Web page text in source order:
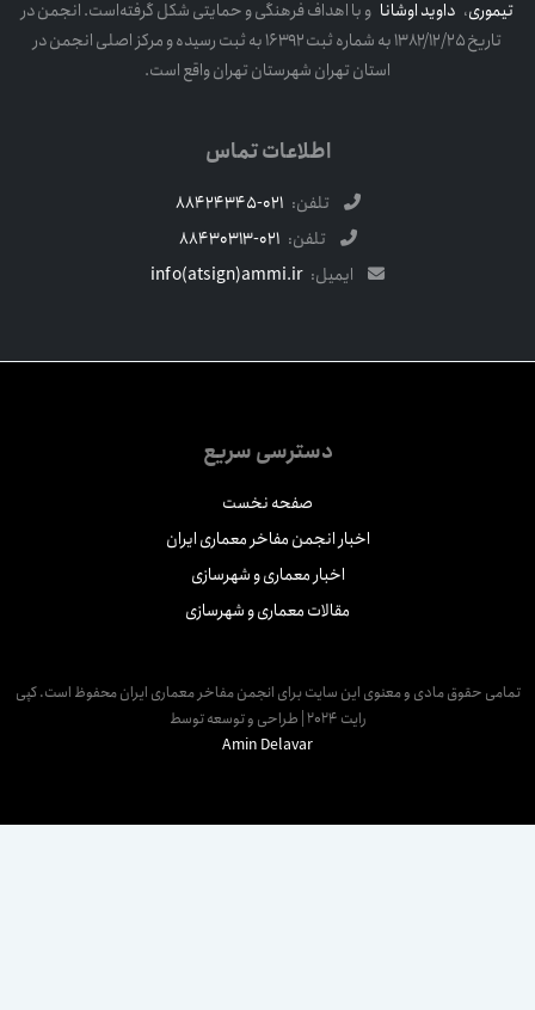
تیموری،داوید اوشاناو با اهداف فرهنگی و حمایتی شکل گرفته‌است. انجمن در
تاریخ ۱۳۸۲/۱۲/۲۵ به شماره ثبت ۱۶۳۹۲ به ثبت رسیده و مرکز اصلی انجمن در
استان تهران شهرستان تهران واقع است.
اطلاعات تماس
تلفن: 021-88424345
تلفن: 021-88430313
ایمیل: info(atsign)ammi.ir
دسترسی سریع
صفحه نخست
اخبار انجمن مفاخر معماری ایران
اخبار معماری و شهرسازی
مقالات معماری و شهرسازی
حقوق مادی و معنوی این سایت برای انجمن مفاخر معماری ایران محفوظ است. کپی
رایت 2024 | طراحی و توسعه توسط
Amin Delavar